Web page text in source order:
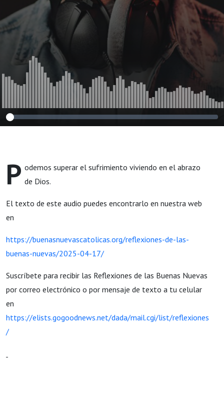
P odemos superar el sufrimiento viviendo en el abrazo
de Dios.
El texto de este audio puedes encontrarlo en nuestra web
en
https://buenasnuevascatolicas.org/reflexiones-de-las-
buenas-nuevas/2025-04-17/
Suscríbete para recibir las Reflexiones de las Buenas Nuevas
por correo electrónico o por mensaje de texto a tu celular
en
https://elists.gogoodnews.net/dada/mail.cgi/list/reflexiones
/